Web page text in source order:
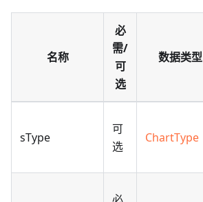
名称
必
需/
可
选
数据类型
sType
可
选
ChartType